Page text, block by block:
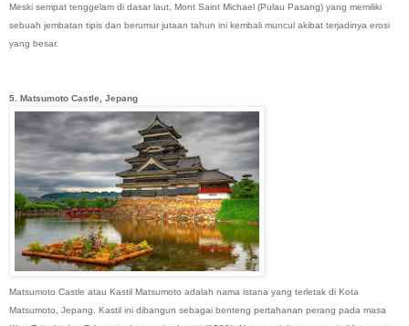
Meski sempat tenggelam di dasar laut, Mont Saint Michael (Pulau Pasang) yang memiliki
sebuah jembatan tipis dan berumur jutaan tahun ini kembali muncul akibat terjadinya erosi
yang besar.
5. Matsumoto Castle, Jepang
Matsumoto Castle atau Kastil Matsumoto adalah nama istana yang terletak di Kota
Matsumoto, Jepang. Kastil ini dibangun sebagai benteng pertahanan perang pada masa